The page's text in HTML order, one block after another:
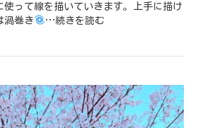
使って線を描いていきます。上手に描け
渦巻き
…続きを読む